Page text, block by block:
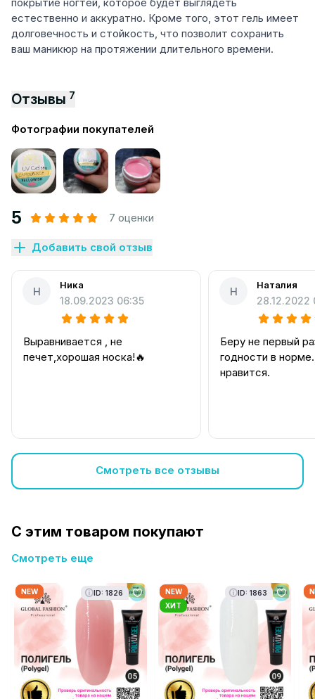
естественно и аккуратно. Кроме того, этот гель имеет
долговечность и стойкость, что позволит сохранить
ваш маникюр на протяжении длительного времени.
Отзывы 7
Фотографии покупателей
5 7 оценки
Добавить свой отзыв
Н Ника
18.09.2023 06:35
Выравнивается , не
печет,хорошая носка!🔥
Н Наталия
28.12.2022
Беру не первый
годности в
нравится.
Смотреть все отзывы
С этим товаром покупают
Смотреть еще
NEW ID: 1826
NEW
ХИТ
ID: 1863